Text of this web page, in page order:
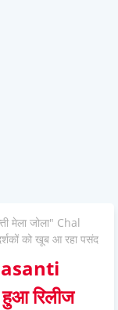
मेला जोला" Chal
को खूब आ रहा पसंद
रिलीज